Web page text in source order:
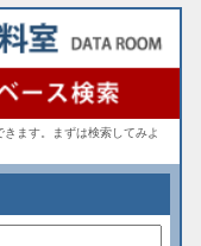
ます。まずは検索してみよ